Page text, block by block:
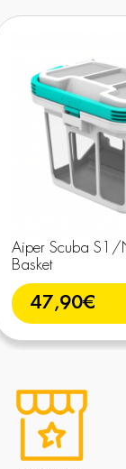
Aiper Scuba S1/
Basket
47,90€